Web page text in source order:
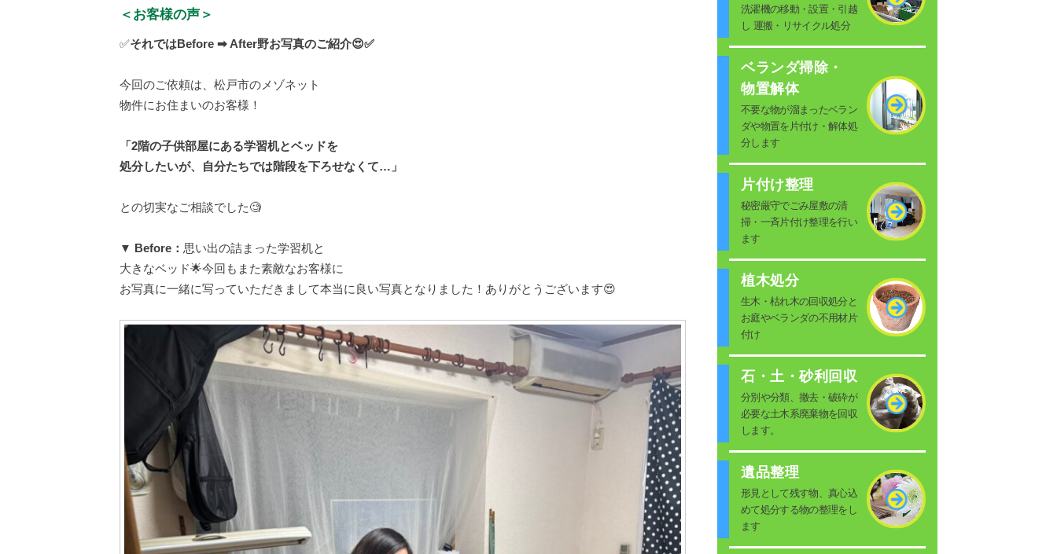
＜お客様の声＞
✅️それではBefore ➡ After野お写真のご紹介😍✅️
今回のご依頼は、松戸市のメゾネット
物件にお住まいのお客様！
「2階の子供部屋にある学習机とベッドを
処分したいが、自分たちでは階段を下ろせなくて…」
との切実なご相談でした🧐
▼ Before： 思い出の詰まった学習机と
大きなベッド🌟今回もまた素敵なお客様に
お写真に一緒に写っていただきまして本当に良い写真となりました！ありがとうございます😍
洗濯機の移動・設置・引越
し 運搬・リサイクル処分
ベランダ掃除・
物置解体
不要な物が溜まったベラン
ダや物置を片付け・解体処
分します
片付け整理
秘密厳守でごみ屋敷の清
掃・一斉片付け整理を行い
ます
植木処分
生木・枯れ木の回収処分と
お庭やベランダの不用材片
付け
石・土・砂利回収
分別や分類、撤去・破砕が
必要な土木系廃棄物を回収
します。
遺品整理
形見として残す物、真心込
めて処分する物の整理をし
ます